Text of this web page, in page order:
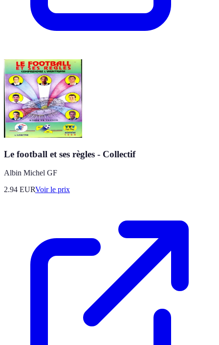
Le football et ses règles - Collectif
Albin Michel GF
2.94 EURVoir le prix